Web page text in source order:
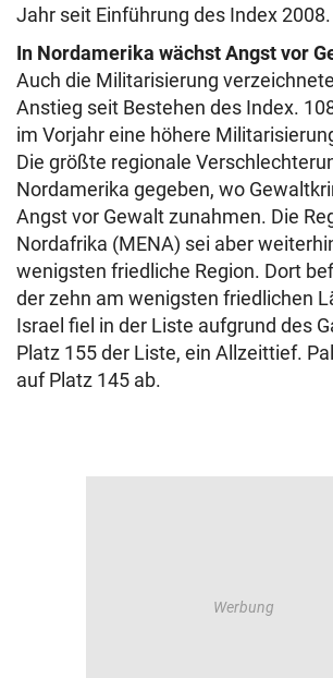
Jahr seit Einführung des Index 2008.
In Nordamerika wächst Angst vor
Auch die Militarisierung
Anstieg seit Bestehen des Index.
im Vorjahr eine höhere
Die größte regionale
Nordamerika gegeben, wo
Angst vor Gewalt zunahmen. Die
Nordafrika (MENA) sei aber
wenigsten friedliche Region. Dort
der zehn am wenigsten friedlichen
Israel fiel in der Liste aufgrund des
Platz 155 der Liste, ein Allzeittief.
auf Platz 145 ab.